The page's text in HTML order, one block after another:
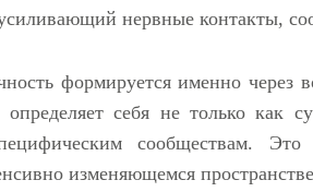
нервные контакты,
формируется именно через
себя не только как
сообществам. Это
изменяющемся